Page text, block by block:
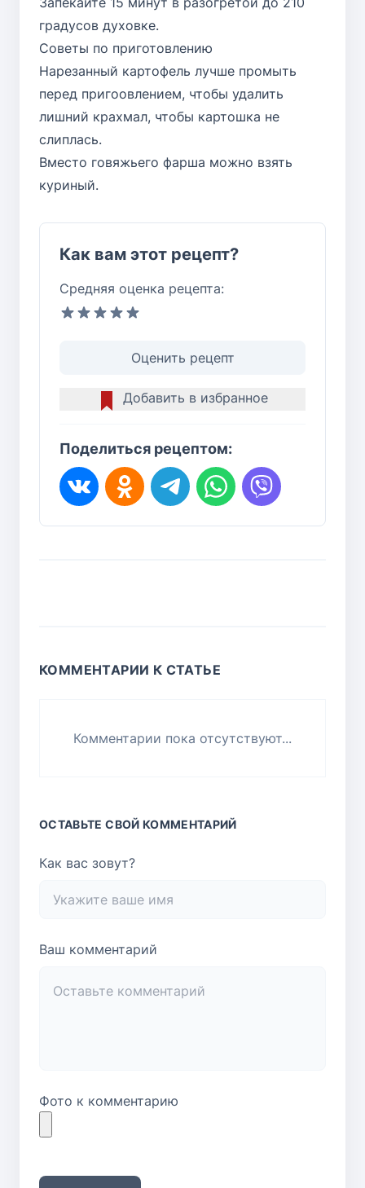
градусов духовке.
Советы по приготовлению
Нарезанный картофель лучше промыть
перед пригоовлением, чтобы удалить
лишний крахмал, чтобы картошка не
слиплась.
Вместо говяжьего фарша можно взять
куриный.
Как вам этот рецепт?
Средняя оценка рецепта:
Оценить рецепт
Добавить в избранное
Поделиться рецептом:
КОММЕНТАРИИ К СТАТЬЕ
Комментарии пока отсутствуют...
ОСТАВЬТЕ СВОЙ КОММЕНТАРИЙ
Как вас зовут?
Ваш комментарий
Фото к комментарию